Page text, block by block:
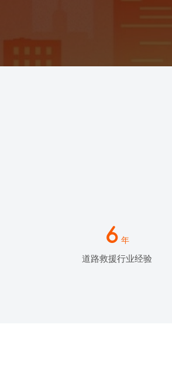
6 年
道路救援行业经验